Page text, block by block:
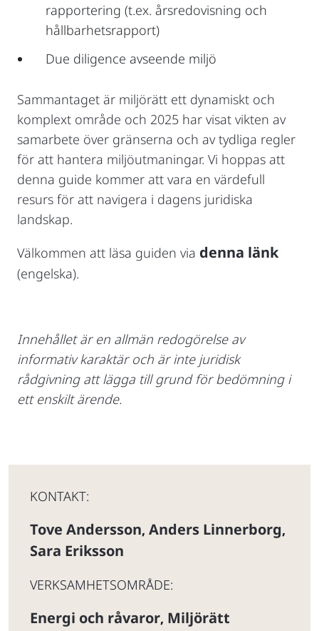
rapportering (t.ex. årsredovisning och
hållbarhetsrapport)
Due diligence avseende miljö
Sammantaget är miljörätt ett dynamiskt och
komplext område och 2025 har visat vikten av
samarbete över gränserna och av tydliga regler
för att hantera miljöutmaningar. Vi hoppas att
denna guide kommer att vara en värdefull
resurs för att navigera i dagens juridiska
landskap.
Välkommen att läsa guiden via denna länk
(engelska).
Innehållet är en allmän redogörelse av
informativ karaktär och är inte juridisk
rådgivning att lägga till grund för bedömning i
ett enskilt ärende.
KONTAKT:
Tove Andersson, Anders Linnerborg,
Sara Eriksson
VERKSAMHETSOMRÅDE:
Energi och råvaror, Miljörätt